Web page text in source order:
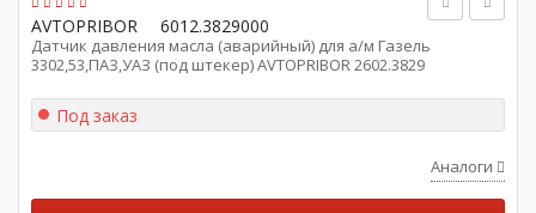
AVTOPRIBOR 6012.3829000
Датчик давления масла (аварийный) для а/м Газель
3302,53,ПАЗ,УАЗ (под штекер) AVTOPRIBOR 2602.3829
Под заказ
Аналоги